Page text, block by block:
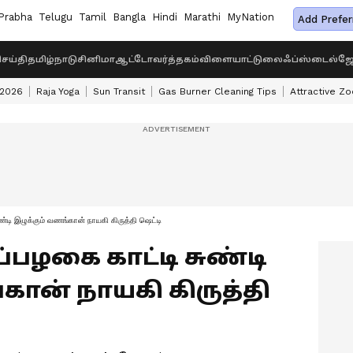
Telugu Tamil Bangla Hindi Marathi MyNation Add
தமிழ்நாடுசினிமாஆட்டோவர்த்தகம்விளையாட்டுலைஃப்ஸ்டைல்
Raja Yoga Sun Transit Gas Burner Cleaning Tips Attractive
இழுக்கும் வணங்கான் நாயகி கிருத்தி ஷெட்டி
காட்டி சுண்டி
நாயகி கிருத்தி